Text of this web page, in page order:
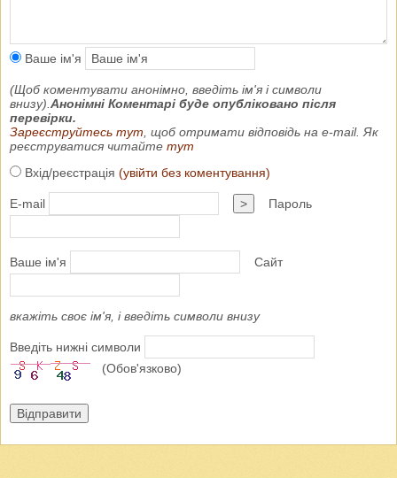
Ваше ім'я
(Щоб коментувати анонімно, введіть ім'я і символи
внизу). Анонімні Коментарі буде опубліковано після
перевірки.
Зареєструйтесь тут , щоб отримати відповідь на e-mail. Як
реєструватися читайте тут
Вхід/реєстрація (увійти без коментування)
E-mail > Пароль
Ваше ім'я Сайт
вкажіть своє ім'я, і введіть символи внизу
Введіть нижні символи
(Обов'язково)
Відправити